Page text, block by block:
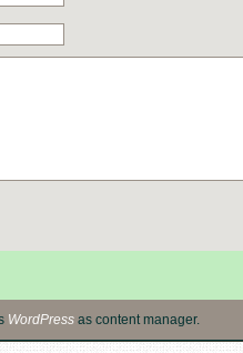
WordPress as content manager.